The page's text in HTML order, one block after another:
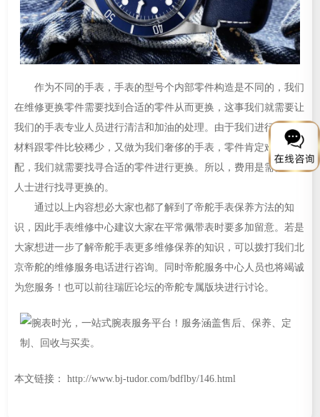
作为不同的手表，手表的型号个内部零件构造是不同的，我们
在维修更换零件需要找到合适的零件从而更换，这事我们就需要让
我们的手表专业人员进行清洁和加油的处理。由于我们进行维修，
材料跟零件比较稀少，又做为我们奢侈的手表，零件肯定难以搭
配，我们就需要找寻合适的零件进行更换。所以，费用是需要专业
人士进行找寻更换的。
通过以上内容想必大家也都了解到了帝舵手表保养方法的知
识，因此手表维修中心建议大家在平常佩带表时要多加留意。若是
大家想进一步了解帝舵手表更多维修保养的知识，可以拨打我们北
京帝舵的维修服务电话进行咨询。同时帝舵服务中心人员也将竭诚
为您服务！也可以前往瑞匠论坛的帝舵专属版块进行讨论。
本文链接： http://www.bj-tudor.com/bdflby/146.html